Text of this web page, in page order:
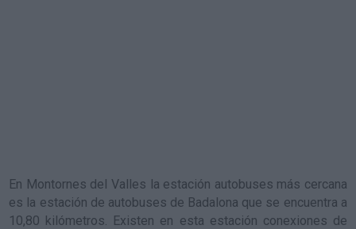
En Montornes del Valles la estación autobuses más cercana
es la estación de autobuses de Badalona que se encuentra a
10,80 kilómetros. Existen en esta estación conexiones de